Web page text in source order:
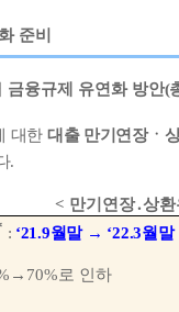
준비
금융규제 유연화 방안(
대한 대출 만기연장ㆍ
.
< 만기연장․상
: ‘21.9월말 → ‘22.3월말
→ 70%로 인하